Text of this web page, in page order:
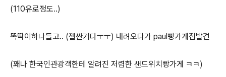
(110유로정도..)
똑딱이하나들고.. (젤싼거다ㅜㅜ) 내려오다가 paul빵가게집발견
(꽤나 한국인관광객한테 알려진 저렴한 샌드위치빵가게 ㅋㅋ)